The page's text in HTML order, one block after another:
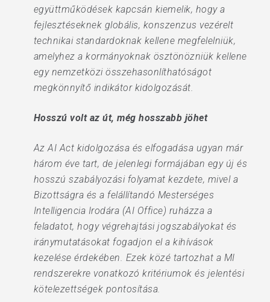
együttműködések kapcsán kiemelik, hogy a
fejlesztéseknek globális, konszenzus vezérelt
technikai standardoknak kellene megfelelniük,
amelyhez a kormányoknak ösztönözniük kellene
egy nemzetközi összehasonlíthatóságot
megkönnyítő indikátor kidolgozását.
Hosszú volt az út, még hosszabb jöhet
Az AI Act kidolgozása és elfogadása ugyan már
három éve tart, de jelenlegi formájában egy új és
hosszú szabályozási folyamat kezdete, mivel a
Bizottságra és a felállítandó Mesterséges
Intelligencia Irodára (AI Office) ruházza a
feladatot, hogy végrehajtási jogszabályokat és
iránymutatásokat fogadjon el a kihívások
kezelése érdekében. Ezek közé tartozhat a MI
rendszerekre vonatkozó kritériumok és jelentési
kötelezettségek pontosítása.